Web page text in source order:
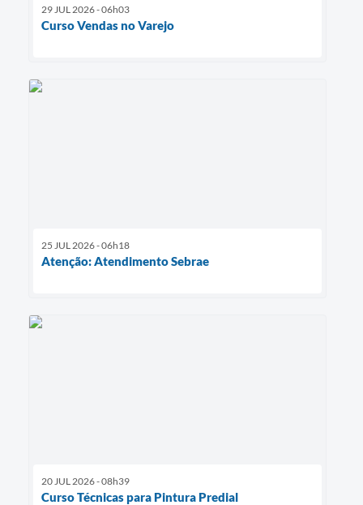
29 JUL 2026 - 06h03
Curso Vendas no Varejo
25 JUL 2026 - 06h18
Atenção: Atendimento Sebrae
20 JUL 2026 - 08h39
Curso Técnicas para Pintura Predial